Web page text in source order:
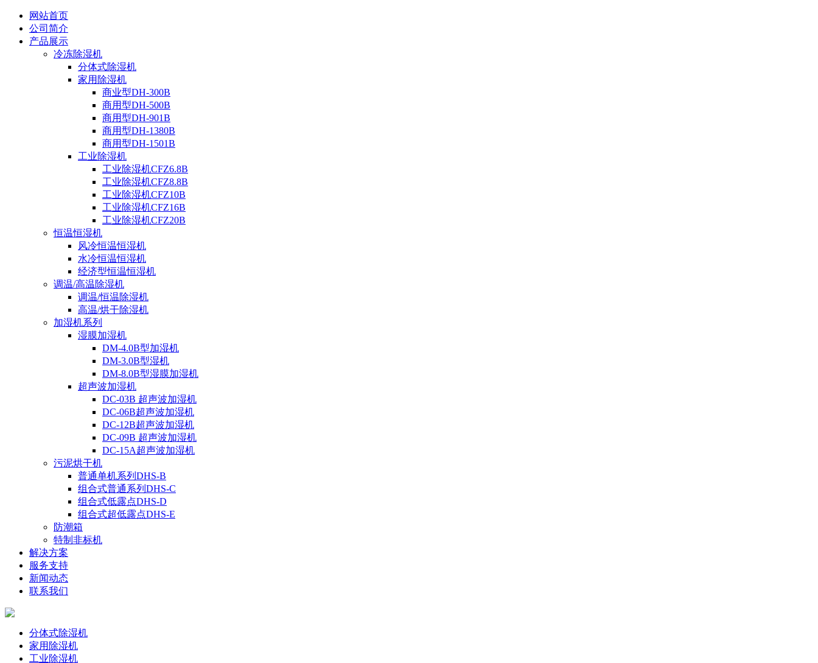
网站首页
公司简介
产品展示
冷冻除湿机
分体式除湿机
家用除湿机
商业型DH-300B
商用型DH-500B
商用型DH-901B
商用型DH-1380B
商用型DH-1501B
工业除湿机
工业除湿机CFZ6.8B
工业除湿机CFZ8.8B
工业除湿机CFZ10B
工业除湿机CFZ16B
工业除湿机CFZ20B
恒温恒湿机
风冷恒温恒湿机
水冷恒温恒湿机
经济型恒温恒湿机
调温/高温除湿机
调温/恒温除湿机
高温/烘干除湿机
加湿机系列
湿膜加湿机
DM-4.0B型加湿机
DM-3.0B型湿机
DM-8.0B型湿膜加湿机
超声波加湿机
DC-03B 超声波加湿机
DC-06B超声波加湿机
DC-12B超声波加湿机
DC-09B 超声波加湿机
DC-15A超声波加湿机
污泥烘干机
普通单机系列DHS-B
组合式普通系列DHS-C
组合式低露点DHS-D
组合式超低露点DHS-E
防潮箱
特制非标机
解决方案
服务支持
新闻动态
联系我们
分体式除湿机
家用除湿机
工业除湿机